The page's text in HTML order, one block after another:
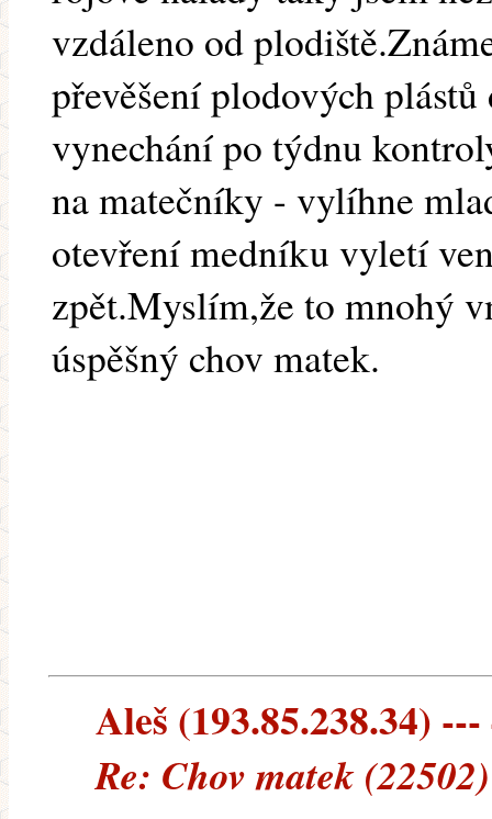
vzdáleno od
převěšení plodových
vynechání po týdnu
na matečníky - vylíhne
otevření medníku vyletí
zpět.Myslím,že to mnohý
úspěšný chov matek.
Aleš (193.85.238.34)
Re: Chov matek (22502)